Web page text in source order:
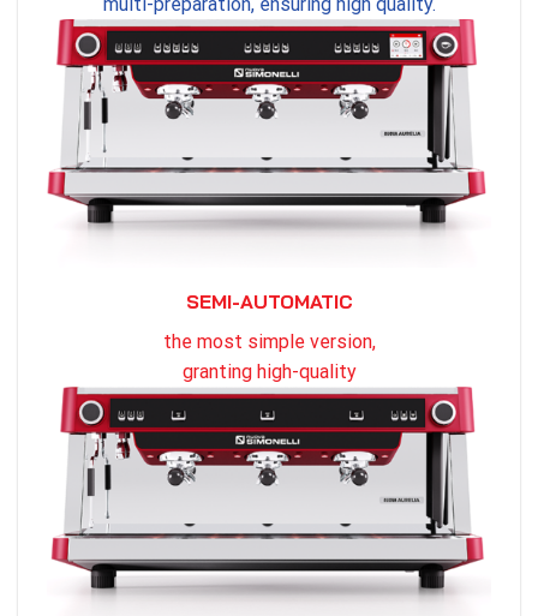
SEMI-AUTOMATIC
the most simple version,
granting high-quality